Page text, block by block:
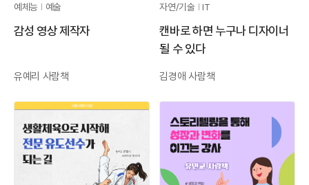
예체능 예술
감성 영상 제작자
유예리 사람책
자연/기술 IT
캔바로 하면 누구나 디자이너
될 수 있다
김경애 사람책